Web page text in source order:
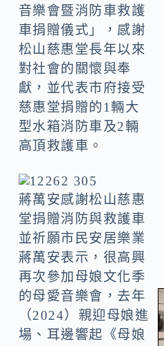
音樂會暨消防車救護
車捐贈儀式」，感謝
松山慈惠堂長年以來
對社會的關懷與奉
獻，並代表市府接受
慈惠堂捐贈的1輛大
型水箱消防車及2輛
高頂救護車。
蔣萬安感謝松山慈惠
堂捐贈消防與救護車
並祈願市民安居樂業
蔣萬安表示，很高興
再次參加母娘文化季
的母愛音樂會，去年
（2024）親迎母娘進
場、耳邊響起《母娘